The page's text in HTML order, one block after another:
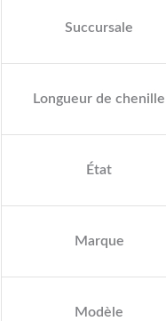
Succursale
Longueur de chenille
État
Marque
Modèle